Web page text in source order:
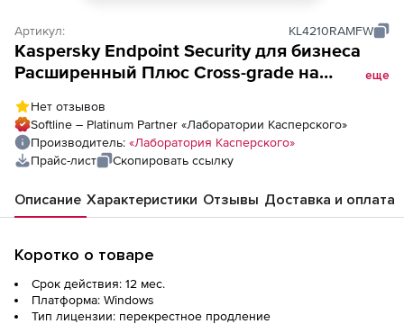
Артикул: KL4210RAMFW
Kaspersky Endpoint Security для бизнеса
Расширенный Плюс Cross-grade на
еще
Нет отзывов
Softline – Platinum Partner «Лаборатории Касперского»
Производитель: «Лаборатория Касперского»
Прайс-лист
Скопировать ссылку
Описание Характеристики Отзывы Доставка и оплата
Коротко о товаре
Срок действия: 12 мес.
Платформа: Windows
Тип лицензии: перекрестное продление